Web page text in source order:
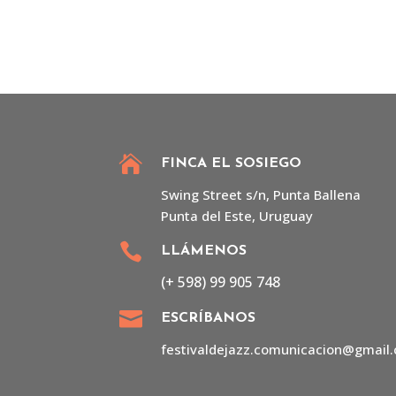
 FINCA EL SOSIEGO
Swing Street s/n, Punta Ballena
Punta del Este, Uruguay
 LLÁMENOS
(+ 598) 99 905 748
 ESCRÍBANOS
festivaldejazz.comunicacion@